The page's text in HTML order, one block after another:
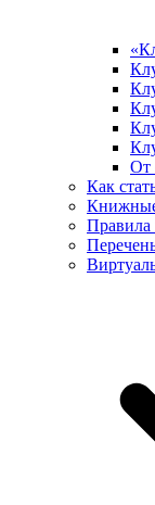
От
Как
Правила